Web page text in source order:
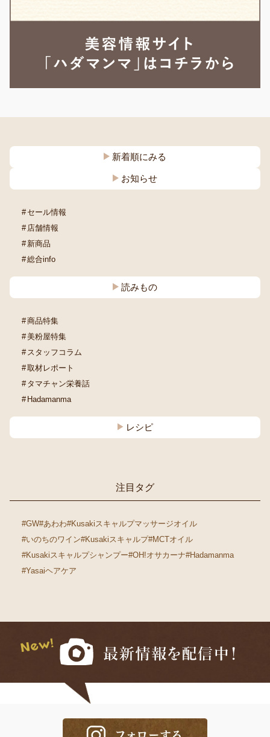
新着順にみる
お知らせ
セール情報
店舗情報
新商品
総合info
読みもの
商品特集
美粉屋特集
スタッフコラム
取材レポート
タマチャン栄養話
Hadamanma
レシピ
注目タグ
#GW#あわわ#Kusakiスキャルプマッサージオイル
#いのちのワイン#Kusakiスキャルプ#MCTオイル
#Kusakiスキャルプシャンプー#OH!オサカーナ#Hadamanma
#Yasaiヘアケア